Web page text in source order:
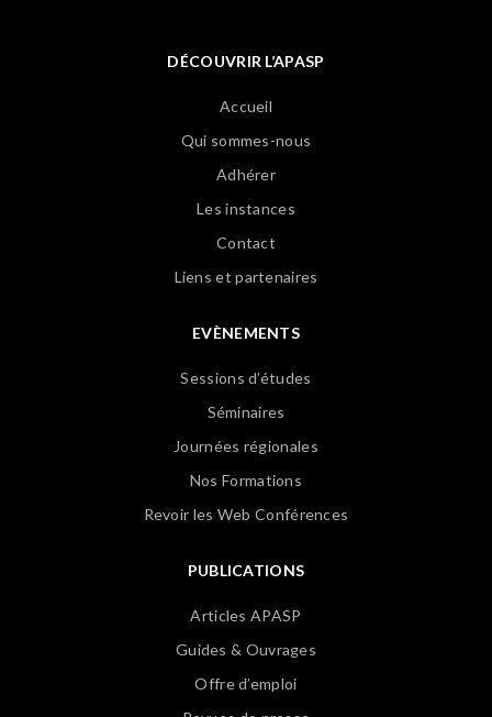
DÉCOUVRIR L’APASP
Accueil
Qui sommes-nous
Adhérer
Les instances
Contact
Liens et partenaires
EVÈNEMENTS
Sessions d’études
Séminaires
Journées régionales
Nos Formations
Revoir les Web Conférences
PUBLICATIONS
Articles APASP
Guides & Ouvrages
Offre d’emploi